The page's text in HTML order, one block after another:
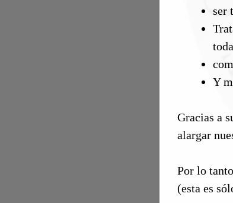
ser
Y
Gracias a
alargar
Por lo
(esta es